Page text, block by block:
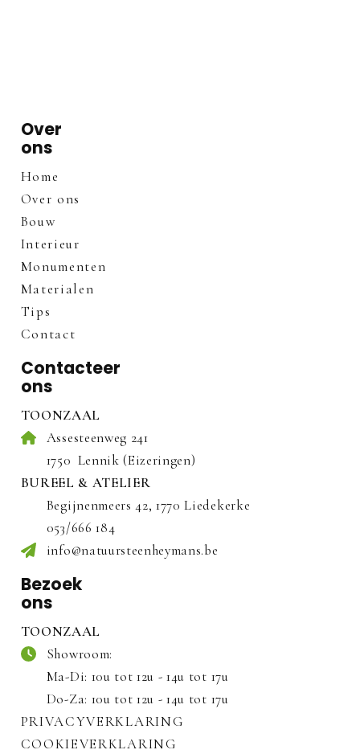
Over
ons
Home
Over ons
Bouw
Interieur
Monumenten
Materialen
Tips
Contact
Contacteer
ons
TOONZAAL
Assesteenweg 241
1750 Lennik (Eizeringen)
BUREEL & ATELIER
Begijnenmeers 42, 1770 Liedekerke
053/666 184
info@natuursteenheymans.be
Bezoek
ons
TOONZAAL
Showroom:
Ma-Di: 10u tot 12u - 14u tot 17u
Do-Za: 10u tot 12u - 14u tot 17u
PRIVACYVERKLARING
COOKIEVERKLARING